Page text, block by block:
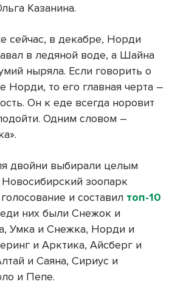
Казанина.
сейчас, в декабре, Норди
в ледяной воде, а Шайна
ныряла. Если говорить о
Норди, то его главная черта –
Он к еде всегда норовит
Одним словом –
двойни выбирали целым
зоопарк
и составил топ-10
них были Снежок и
Умка и Снежка, Норди и
и Арктика, Айсберг и
и Саяна, Сириус и
и Пепе.